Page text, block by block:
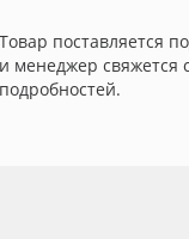
Товар поставляется
и менеджер свяжется
подробностей.